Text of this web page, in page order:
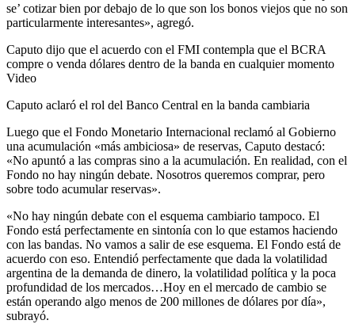
se’ cotizar bien por debajo de lo que son los bonos viejos que no son
particularmente interesantes», agregó.
Caputo dijo que el acuerdo con el FMI contempla que el BCRA
compre o venda dólares dentro de la banda en cualquier momento
Video
Caputo aclaró el rol del Banco Central en la banda cambiaria
Luego que el Fondo Monetario Internacional reclamó al Gobierno
una acumulación «más ambiciosa» de reservas, Caputo destacó:
«No apuntó a las compras sino a la acumulación. En realidad, con el
Fondo no hay ningún debate. Nosotros queremos comprar, pero
sobre todo acumular reservas».
«No hay ningún debate con el esquema cambiario tampoco. El
Fondo está perfectamente en sintonía con lo que estamos haciendo
con las bandas. No vamos a salir de ese esquema. El Fondo está de
acuerdo con eso. Entendió perfectamente que dada la volatilidad
argentina de la demanda de dinero, la volatilidad política y la poca
profundidad de los mercados…Hoy en el mercado de cambio se
están operando algo menos de 200 millones de dólares por día»,
subrayó.